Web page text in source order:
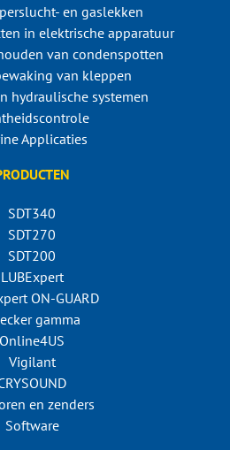
en gaslekken
in elektrische apparatuur
van condenspotten
van kleppen
hydraulische systemen
Applicaties
SDT340
SDT270
SDT200
LUBExpert
ON-GUARD
gamma
Online4US
Vigilant
en zenders
Software